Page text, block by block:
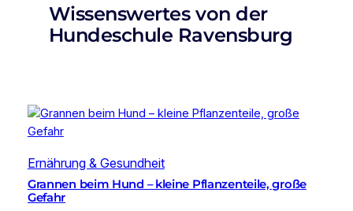
Wissenswertes von der
Hundeschule Ravensburg
Ernährung & Gesundheit
Grannen beim Hund – kleine Pflanzenteile, große
Gefahr